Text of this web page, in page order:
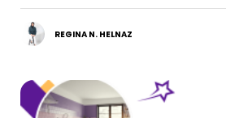
REGINA N. HELNAZ